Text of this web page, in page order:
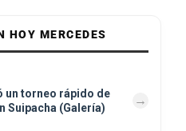
HOY MERCEDES
un torneo rápido de
Suipacha (Galería)